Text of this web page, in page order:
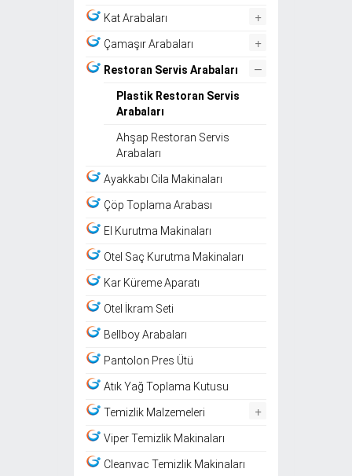
Kat Arabaları +
Çamaşır Arabaları +
Restoran Servis Arabaları –
Plastik Restoran Servis
Arabaları
Ahşap Restoran Servis
Arabaları
Ayakkabı Cila Makinaları
Çöp Toplama Arabası
El Kurutma Makinaları
Otel Saç Kurutma Makinaları
Kar Küreme Aparatı
Otel İkram Seti
Bellboy Arabaları
Pantolon Pres Ütü
Atık Yağ Toplama Kutusu
Temizlik Malzemeleri +
Viper Temizlik Makinaları
Cleanvac Temizlik Makinaları